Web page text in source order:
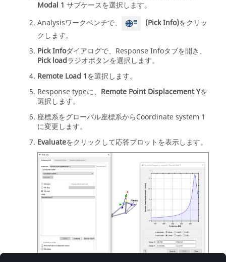
Modal 1 サブケースを選択します。
Analysisワークベンチで、 (Pick Info)をクリッ
クします。
Pick Infoダイアログで、Response Infoタブを開き、
Pick loadラジオボタンを選択します。
Remote Load 1を選択します。
Response typeに、 Remote Point Displacement Yを
選択します。
座標系をグローバル座標系からCoordinate system 1
に変更します。
Evaluateをクリックして応答プロットを表示します。